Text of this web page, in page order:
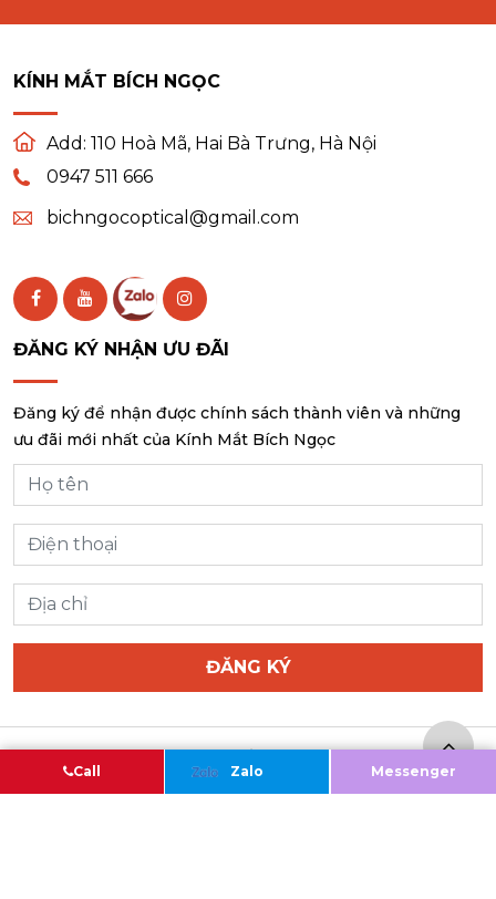
KÍNH MẮT BÍCH NGỌC
Add: 110 Hoà Mã, Hai Bà Trưng, Hà Nội
0947 511 666
bichngocoptical@gmail.com
ĐĂNG KÝ NHẬN ƯU ĐÃI
Đăng ký để nhận được chính sách thành viên và những
ưu đãi mới nhất của Kính Mắt Bích Ngọc
ĐĂNG KÝ
Copyright@2020 – Bản quyền của Công ty TNHH KÍNH
MẮT BÍCH NGỌC
Call Zalo Messenger